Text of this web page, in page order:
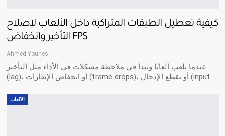
كيفية تعطيل الطبقات المتراكبة داخل الألعاب لإصلاح
التأخير وانخفاض FPS
Ahmed Younes
عندما تلعب ألعابًا وتبدأ في ملاحظة مشكلات في الأداء مثل التأخير
(lag)، أو انخفاض الإطارات (frame drops)، أو تقطع الإدخال (input…
الألعاب